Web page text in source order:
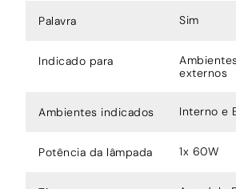
Palavra Sim
Indicado para
externos
Ambientes indicados Interno e
Potência da lâmpada 1x 60W